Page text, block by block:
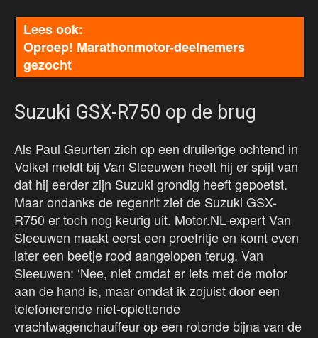
Oproep! Marathonmotor-deelnemers
gezocht
Suzuki GSX-R750 op de brug
Als Paul Geurten zich op een druilerige ochtend in
Volkel meldt bij Van Sleeuwen heeft hij er spijt van
dat hij eerder zijn Suzuki grondig heeft gepoetst.
Maar ondanks de regenrit ziet de Suzuki GSX-
R750 er toch nog keurig uit. Motor.NL-expert Van
Sleeuwen maakt eerst een proefritje en komt even
later een beetje rood aangelopen terug. Van
Sleeuwen: ‘Nee, niet omdat er iets met de motor
aan de hand is, maar omdat ik zojuist door een
telefonerende niet-oplettende
vrachtwagenchauffeur op een rotonde bijna van de